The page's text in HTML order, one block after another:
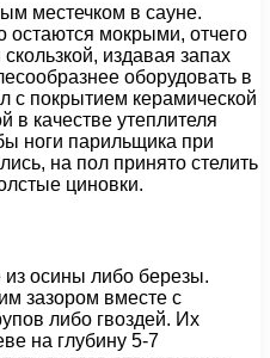
местечком в сауне.
мокрыми, отчего
издавая запах
оборудовать в
с покрытием керамической
в качестве утеплителя
ноги парильщика при
на пол принято стелить
циновки.
из осины либо березы.
зазором вместе с
либо гвоздей. Их
на глубину 5-7